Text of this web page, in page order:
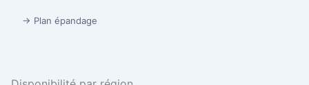
→ Plan épandage